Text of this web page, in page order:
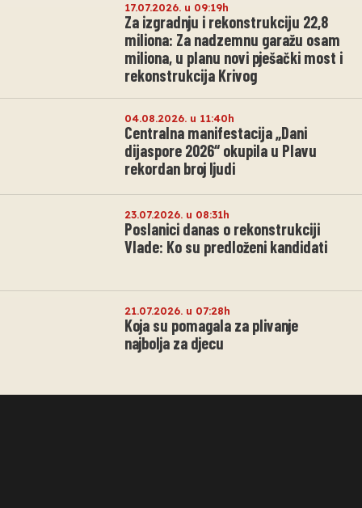
17.07.2026. u 09:19h
Za izgradnju i rekonstrukciju 22,8
miliona: Za nadzemnu garažu osam
miliona, u planu novi pješački most i
rekonstrukcija Krivog
04.08.2026. u 11:40h
Centralna manifestacija „Dani
dijaspore 2026“ okupila u Plavu
rekordan broj ljudi
23.07.2026. u 08:31h
Poslanici danas o rekonstrukciji
Vlade: Ko su predloženi kandidati
21.07.2026. u 07:28h
Koja su pomagala za plivanje
najbolja za djecu